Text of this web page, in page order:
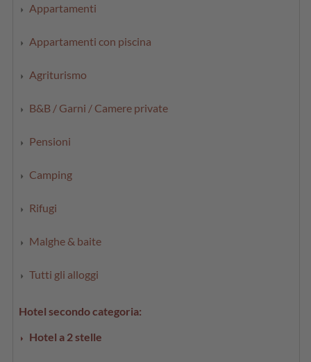
Appartamenti
Appartamenti con piscina
Agriturismo
B&B / Garni / Camere private
Pensioni
Camping
Rifugi
Malghe & baite
Tutti gli alloggi
Hotel secondo categoria:
Hotel a 2 stelle